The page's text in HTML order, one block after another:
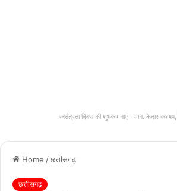
स्वतंत्रता दिवस की शुभकामनाएं - मान. केदार
Home /छत्तीसगढ़
छत्तीसगढ़